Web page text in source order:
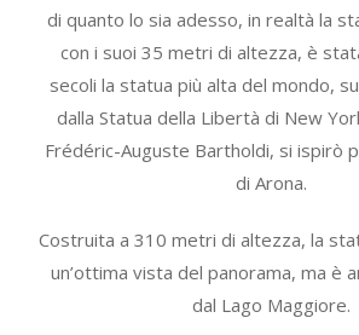
di quanto lo sia adesso, in realtà la
con i suoi 35 metri di altezza, è
secoli la statua più alta del mondo,
dalla Statua della Libertà di New
Frédéric-Auguste Bartholdi, si ispirò
di Arona.
Costruita a 310 metri di altezza, la
un’ottima vista del panorama, ma è
dal Lago Maggiore.